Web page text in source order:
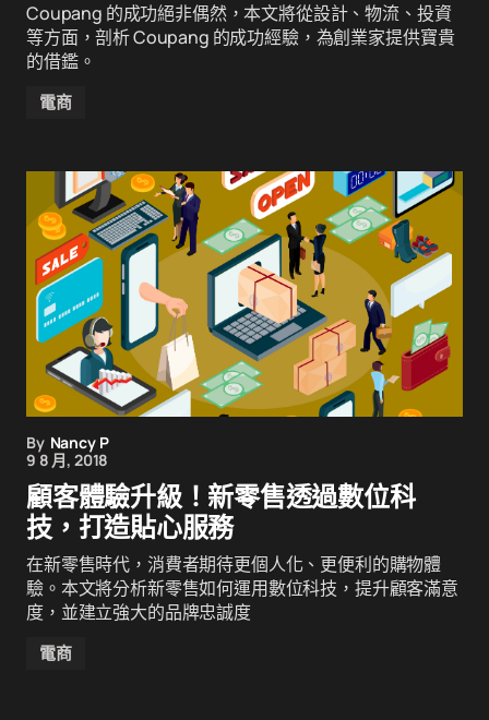
Coupang 的成功絕非偶然，本文將從設計、物流、投資
等方面，剖析 Coupang 的成功經驗，為創業家提供寶貴
的借鑑。
電商
By Nancy P
9 8 月, 2018
顧客體驗升級！新零售透過數位科
技，打造貼心服務
在新零售時代，消費者期待更個人化、更便利的購物體
驗。本文將分析新零售如何運用數位科技，提升顧客滿意
度，並建立強大的品牌忠誠度
電商